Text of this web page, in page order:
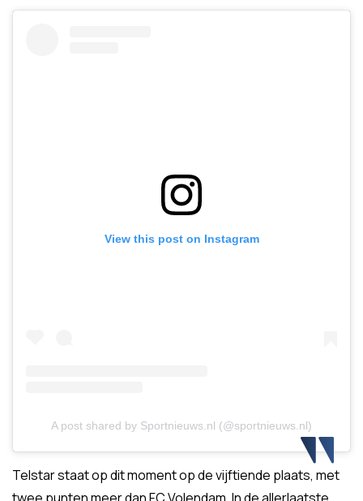
View this post on Instagram
A post shared by Sportnieuws.nl (@sportnieuws.nl)
Telstar staat op dit moment op de vijftiende plaats, met